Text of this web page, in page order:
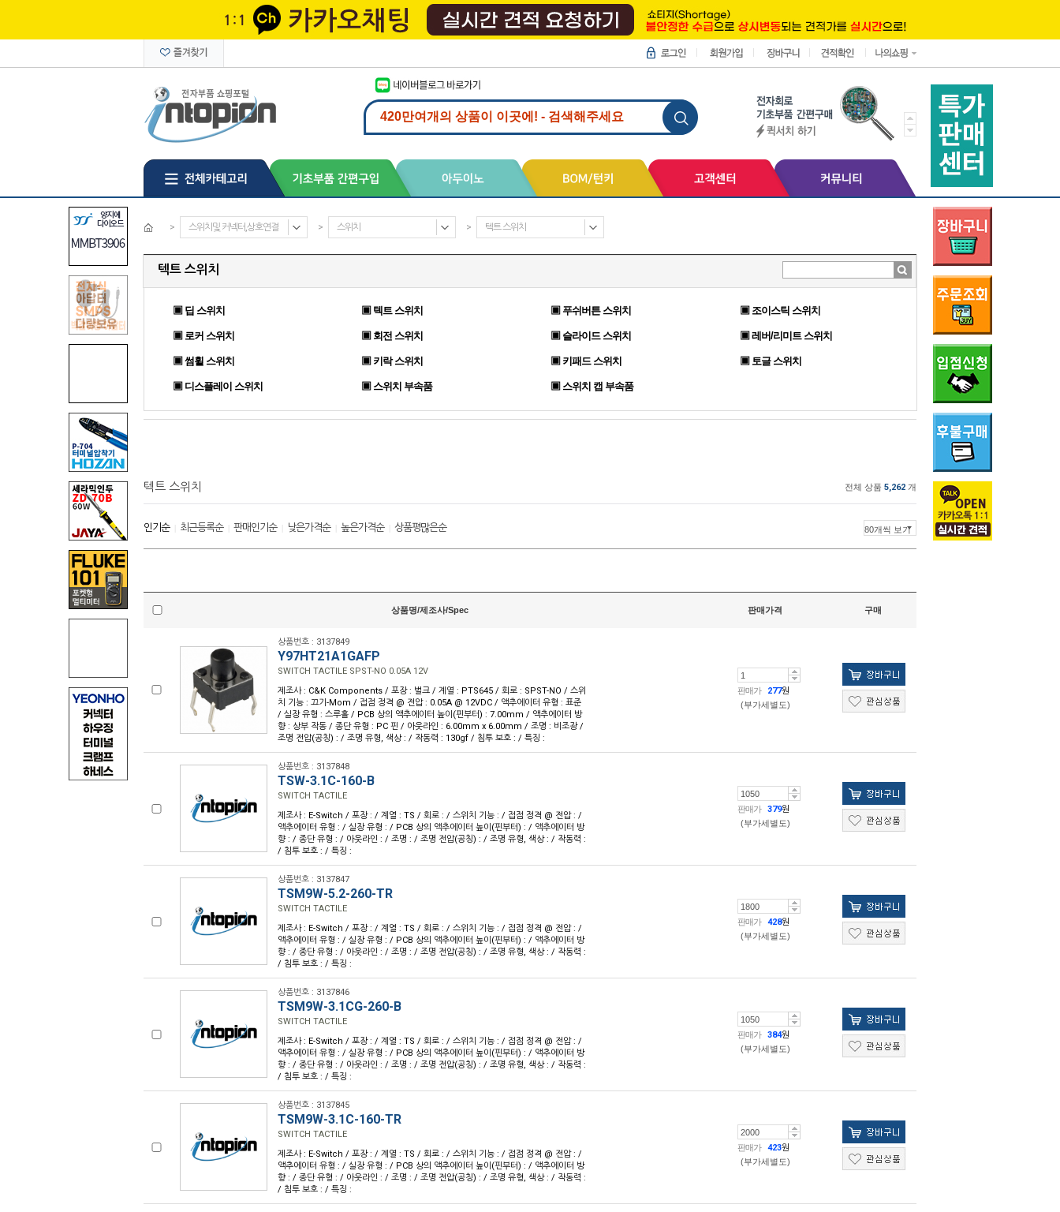
> 스위치및 커넥터,상호연결 > 스위치 > 텍트 스위치
텍트 스위치
▣ 딥 스위치 ▣ 텍트 스위치 ▣ 푸쉬버튼 스위치 ▣ 조이스틱 스위치
▣ 로커 스위치 ▣ 회전 스위치 ▣ 슬라이드 스위치 ▣ 레버/리미트 스위치
▣ 썸휠 스위치 ▣ 키락 스위치 ▣ 키패드 스위치 ▣ 토글 스위치
▣ 디스플레이 스위치 ▣ 스위치 부속품 ▣ 스위치 캡 부속품
텍트 스위치 전체 상품 5,262 개
인기순| 최근등록순| 판매인기순| 낮은가격순| 높은가격순| 상품평많은순
상품명/제조사/Spec 판매가격 구매
상품번호 : 3137849
Y97HT21A1GAFP
SWITCH TACTILE SPST-NO 0.05A 12V
제조사 : C&K Components / 포장 : 벌크 / 계열 : PTS645 / 회로 : SPST-NO / 스위
치 기능 : 끄기-Mom / 접점 정격 @ 전압 : 0.05A @ 12VDC / 액추에이터 유형 : 표준
/ 실장 유형 : 스루홀 / PCB 상의 액추에이터 높이(핀부터) : 7.00mm / 액추에이터 방
향 : 상부 작동 / 종단 유형 : PC 핀 / 아웃라인 : 6.00mm x 6.00mm / 조명 : 비조광 /
조명 전압(공칭) : / 조명 유형, 색상 : / 작동력 : 130gf / 침투 보호 : / 특징 :
판매가 277원
(부가세별도)
상품번호 : 3137848
TSW-3.1C-160-B
SWITCH TACTILE
제조사 : E-Switch / 포장 : / 계열 : TS / 회로 : / 스위치 기능 : / 접점 정격 @ 전압 : /
액추에이터 유형 : / 실장 유형 : / PCB 상의 액추에이터 높이(핀부터) : / 액추에이터 방
향 : / 종단 유형 : / 아웃라인 : / 조명 : / 조명 전압(공칭) : / 조명 유형, 색상 : / 작동력 :
/ 침투 보호 : / 특징 :
판매가 379원
(부가세별도)
상품번호 : 3137847
TSM9W-5.2-260-TR
SWITCH TACTILE
제조사 : E-Switch / 포장 : / 계열 : TS / 회로 : / 스위치 기능 : / 접점 정격 @ 전압 : /
액추에이터 유형 : / 실장 유형 : / PCB 상의 액추에이터 높이(핀부터) : / 액추에이터 방
향 : / 종단 유형 : / 아웃라인 : / 조명 : / 조명 전압(공칭) : / 조명 유형, 색상 : / 작동력 :
/ 침투 보호 : / 특징 :
판매가 428원
(부가세별도)
상품번호 : 3137846
TSM9W-3.1CG-260-B
SWITCH TACTILE
제조사 : E-Switch / 포장 : / 계열 : TS / 회로 : / 스위치 기능 : / 접점 정격 @ 전압 : /
액추에이터 유형 : / 실장 유형 : / PCB 상의 액추에이터 높이(핀부터) : / 액추에이터 방
향 : / 종단 유형 : / 아웃라인 : / 조명 : / 조명 전압(공칭) : / 조명 유형, 색상 : / 작동력 :
/ 침투 보호 : / 특징 :
판매가 384원
(부가세별도)
상품번호 : 3137845
TSM9W-3.1C-160-TR
SWITCH TACTILE
제조사 : E-Switch / 포장 : / 계열 : TS / 회로 : / 스위치 기능 : / 접점 정격 @ 전압 : /
액추에이터 유형 : / 실장 유형 : / PCB 상의 액추에이터 높이(핀부터) : / 액추에이터 방
향 : / 종단 유형 : / 아웃라인 : / 조명 : / 조명 전압(공칭) : / 조명 유형, 색상 : / 작동력 :
/ 침투 보호 : / 특징 :
판매가 423원
(부가세별도)